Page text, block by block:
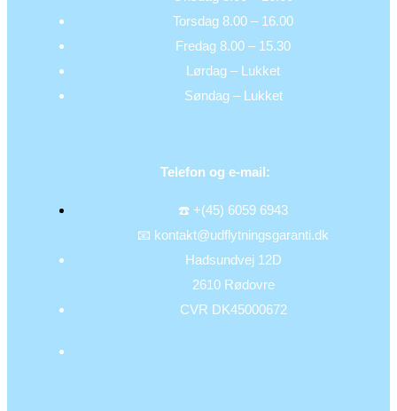
Torsdag 8.00 – 16.00
Fredag 8.00 – 15.30
Lørdag – Lukket
Søndag – Lukket
Telefon og e-mail:
☎️ +(45) 6059 6943
📧 kontakt@udflytningsgaranti.dk
Hadsundvej 12D
2610 Rødovre
CVR DK45000672